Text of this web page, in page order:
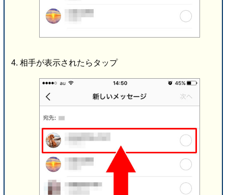
相手が表示されたらタップ